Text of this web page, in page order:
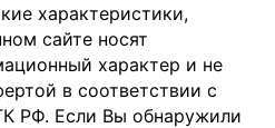
характеристики,
сайте носят
характер и не
в соответствии с
РФ. Если Вы обнаружили